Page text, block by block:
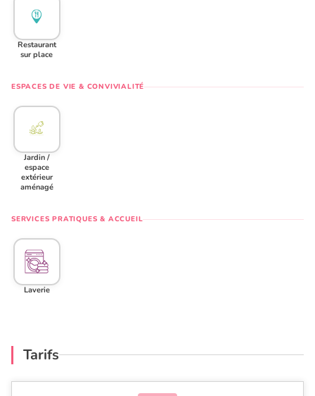
Restaurant
sur place
ESPACES DE VIE & CONVIVIALITÉ
Jardin /
espace
extérieur
aménagé
SERVICES PRATIQUES & ACCUEIL
Laverie
Tarifs